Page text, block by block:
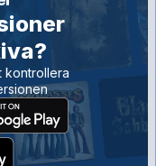
kontrollera